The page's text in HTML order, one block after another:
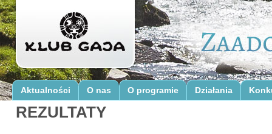
Aktualności O nas O programie Działania
REZULTATY